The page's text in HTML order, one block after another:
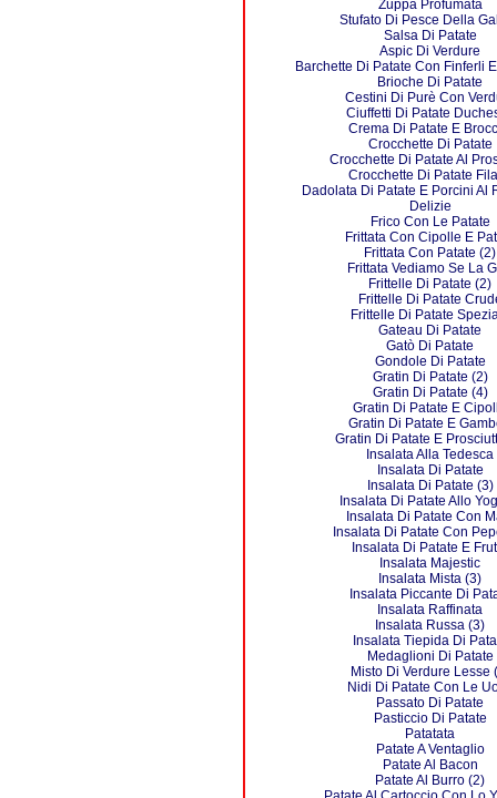
Zuppa Profumata
Stufato Di Pesce Della
Salsa Di Patate
Aspic Di Verdure
Barchette Di Patate Con Finferli
Brioche Di Patate
Cestini Di Purè Con
Ciuffetti Di Patate
Crema Di Patate E
Crocchette Di Patate
Crocchette Di Patate Al
Crocchette Di Patate
Dadolata Di Patate E Porcini Al
Delizie
Frico Con Le Patate
Frittata Con Cipolle E
Frittata Con Patate (2)
Frittata Vediamo Se La
Frittelle Di Patate (2)
Frittelle Di Patate
Frittelle Di Patate
Gateau Di Patate
Gatò Di Patate
Gondole Di Patate
Gratin Di Patate (2)
Gratin Di Patate (4)
Gratin Di Patate E
Gratin Di Patate E
Gratin Di Patate E
Insalata Alla Tedesca
Insalata Di Patate
Insalata Di Patate (3)
Insalata Di Patate Allo
Insalata Di Patate Con
Insalata Di Patate Con
Insalata Di Patate E
Insalata Majestic
Insalata Mista (3)
Insalata Piccante Di
Insalata Raffinata
Insalata Russa (3)
Insalata Tiepida Di
Medaglioni Di Patate
Misto Di Verdure Lesse
Nidi Di Patate Con Le
Passato Di Patate
Pasticcio Di Patate
Patatata
Patate A Ventaglio
Patate Al Bacon
Patate Al Burro (2)